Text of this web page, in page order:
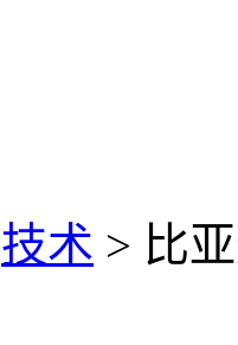
技术 > 比